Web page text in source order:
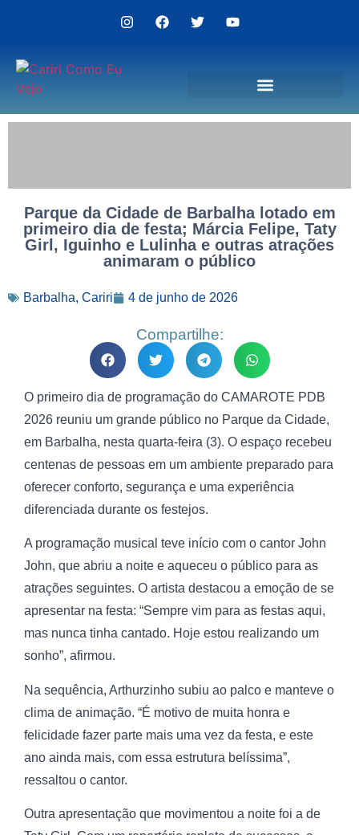
Parque da Cidade de Barbalha lotado em
primeiro dia de festa; Márcia Felipe, Taty
Girl, Iguinho e Lulinha e outras atrações
animaram o público
Barbalha, Cariri 4 de junho de 2026
Compartilhe:
O primeiro dia de programação do CAMAROTE PDB
2026 reuniu um grande público no Parque da Cidade,
em Barbalha, nesta quarta-feira (3). O espaço recebeu
centenas de pessoas em um ambiente preparado para
oferecer conforto, segurança e uma experiência
diferenciada durante os festejos.
A programação musical teve início com o cantor John
John, que abriu a noite e aqueceu o público para as
atrações seguintes. O artista destacou a emoção de se
apresentar na festa: “Sempre vim para as festas aqui,
mas nunca tinha cantado. Hoje estou realizando um
sonho”, afirmou.
Na sequência, Arthurzinho subiu ao palco e manteve o
clima de animação. “É motivo de muita honra e
felicidade fazer parte mais uma vez da festa, e este
ano ainda mais, com essa estrutura belíssima”,
ressaltou o cantor.
Outra apresentação que movimentou a noite foi a de